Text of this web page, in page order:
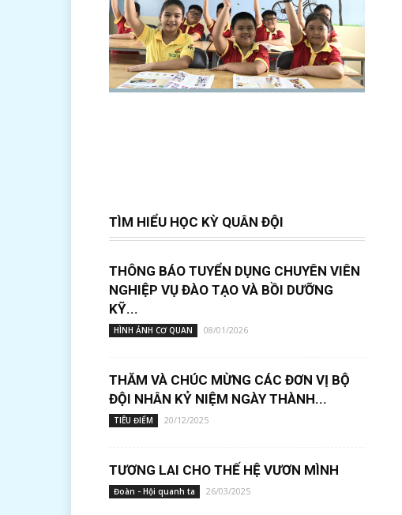
TÌM HIỂU HỌC KỲ QUÂN ĐỘI
THÔNG BÁO TUYỂN DỤNG CHUYÊN VIÊN
NGHIỆP VỤ ĐÀO TẠO VÀ BỒI DƯỠNG
KỸ...
HÌNH ẢNH CƠ QUAN 08/01/2026
THĂM VÀ CHÚC MỪNG CÁC ĐƠN VỊ BỘ
ĐỘI NHÂN KỶ NIỆM NGÀY THÀNH...
TIÊU ĐIỂM 20/12/2025
TƯƠNG LAI CHO THẾ HỆ VƯƠN MÌNH
Đoàn - Hội quanh ta 26/03/2025